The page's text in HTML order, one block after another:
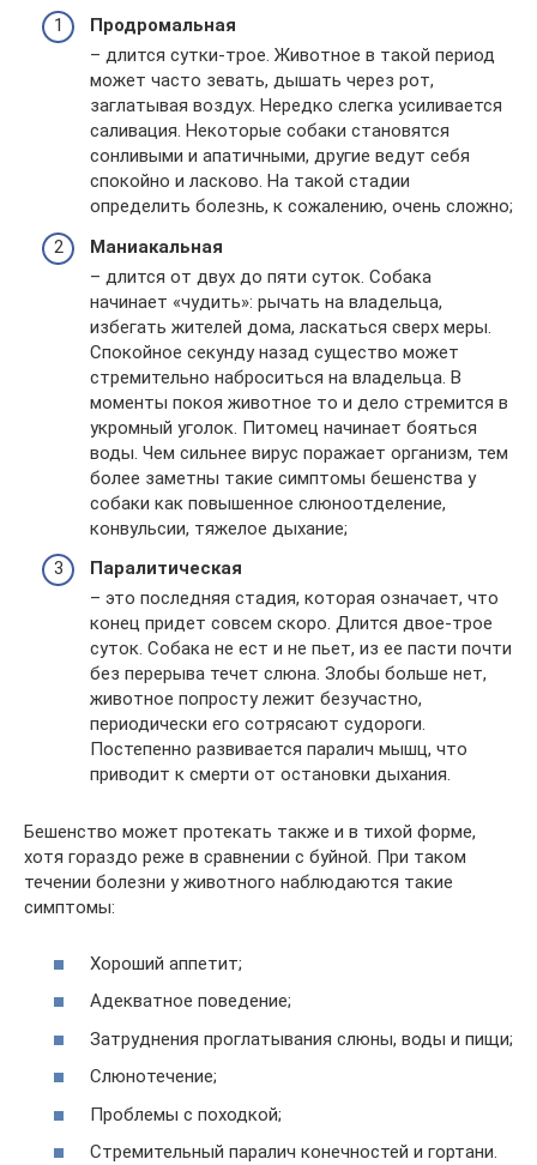
Продромальная
– длится сутки-трое. Животное в такой период
может часто зевать, дышать через рот,
заглатывая воздух. Нередко слегка усиливается
саливация. Некоторые собаки становятся
сонливыми и апатичными, другие ведут себя
спокойно и ласково. На такой стадии
определить болезнь, к сожалению, очень сложно;
Маниакальная
– длится от двух до пяти суток. Собака
начинает «чудить»: рычать на владельца,
избегать жителей дома, ласкаться сверх меры.
Спокойное секунду назад существо может
стремительно наброситься на владельца. В
моменты покоя животное то и дело стремится в
укромный уголок. Питомец начинает бояться
воды. Чем сильнее вирус поражает организм, тем
более заметны такие симптомы бешенства у
собаки как повышенное слюноотделение,
конвульсии, тяжелое дыхание;
Паралитическая
– это последняя стадия, которая означает, что
конец придет совсем скоро. Длится двое-трое
суток. Собака не ест и не пьет, из ее пасти почти
без перерыва течет слюна. Злобы больше нет,
животное попросту лежит безучастно,
периодически его сотрясают судороги.
Постепенно развивается паралич мышц, что
приводит к смерти от остановки дыхания.
Бешенство может протекать также и в тихой форме,
хотя гораздо реже в сравнении с буйной. При таком
течении болезни у животного наблюдаются такие
симптомы:
Хороший аппетит;
Адекватное поведение;
Затруднения проглатывания слюны, воды и пищи;
Слюнотечение;
Проблемы с походкой;
Стремительный паралич конечностей и гортани.